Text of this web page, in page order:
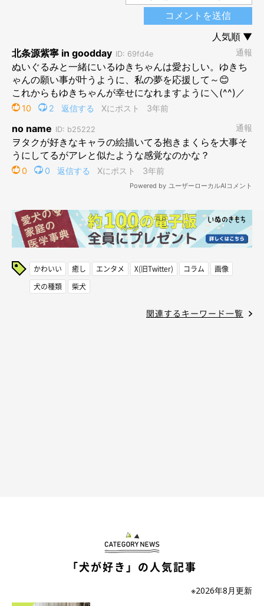
かわいい 癒し エンタメ X(旧Twitter) コラム
画像
犬の種類
柴犬
関連するキーワード一覧
「犬が好き」の人気記事
※2026年8月更新